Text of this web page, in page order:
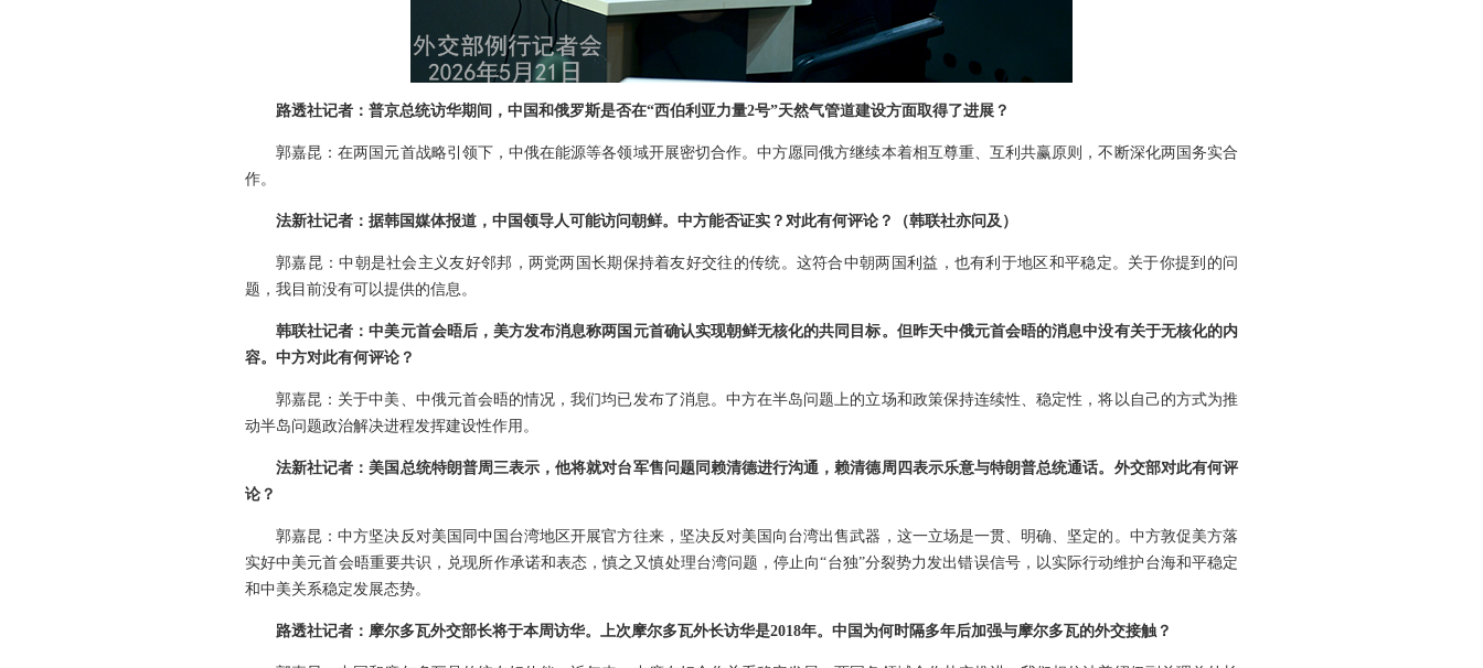
路透社记者：普京总统访华期间，中国和俄罗斯是否在“西伯利亚力量2号”天然气管道建设方面取得了进展？
郭嘉昆：在两国元首战略引领下，中俄在能源等各领域开展密切合作。中方愿同俄方继续本着相互尊重、互利共赢原则，不断深化两国务实合
作。
法新社记者：据韩国媒体报道，中国领导人可能访问朝鲜。中方能否证实？对此有何评论？（韩联社亦问及）
郭嘉昆：中朝是社会主义友好邻邦，两党两国长期保持着友好交往的传统。这符合中朝两国利益，也有利于地区和平稳定。关于你提到的问
题，我目前没有可以提供的信息。
韩联社记者：中美元首会晤后，美方发布消息称两国元首确认实现朝鲜无核化的共同目标。但昨天中俄元首会晤的消息中没有关于无核化的内
容。中方对此有何评论？
郭嘉昆：关于中美、中俄元首会晤的情况，我们均已发布了消息。中方在半岛问题上的立场和政策保持连续性、稳定性，将以自己的方式为推
动半岛问题政治解决进程发挥建设性作用。
法新社记者：美国总统特朗普周三表示，他将就对台军售问题同赖清德进行沟通，赖清德周四表示乐意与特朗普总统通话。外交部对此有何评
论？
郭嘉昆：中方坚决反对美国同中国台湾地区开展官方往来，坚决反对美国向台湾出售武器，这一立场是一贯、明确、坚定的。中方敦促美方落
实好中美元首会晤重要共识，兑现所作承诺和表态，慎之又慎处理台湾问题，停止向“台独”分裂势力发出错误信号，以实际行动维护台海和平稳定
和中美关系稳定发展态势。
路透社记者：摩尔多瓦外交部长将于本周访华。上次摩尔多瓦外长访华是2018年。中国为何时隔多年后加强与摩尔多瓦的外交接触？